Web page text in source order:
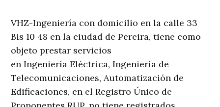
VHZ-Ingeniería con domicilio en la calle 33
Bis 10 48 en la ciudad de Pereira, tiene como
objeto prestar servicios
en Ingeniería Eléctrica, Ingeniería de
Telecomunicaciones, Automatización de
Edificaciones, en el Registro Único de